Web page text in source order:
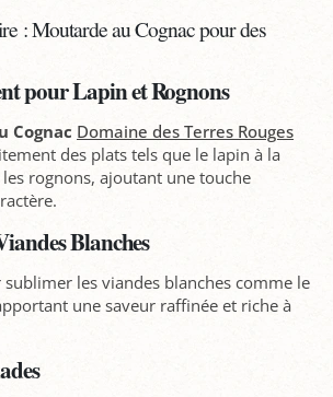
: Moutarde au Cognac pour des
pour Lapin et Rognons
Cognac Domaine des Terres Rouges
des plats tels que le lapin à la
rognons, ajoutant une touche
Blanches
sublimer les viandes blanches comme le
une saveur raffinée et riche à